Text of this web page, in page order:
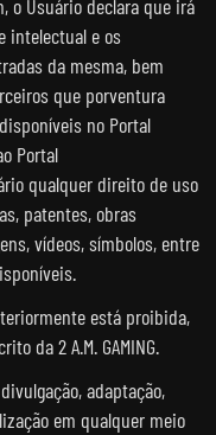
o Usuário declara que irá
intelectual e os
da mesma, bem
que porventura
no Portal
Portal
qualquer direito de uso
patentes, obras
vídeos, símbolos, entre
está proibida,
da 2 A.M. GAMING.
adaptação,
em qualquer meio